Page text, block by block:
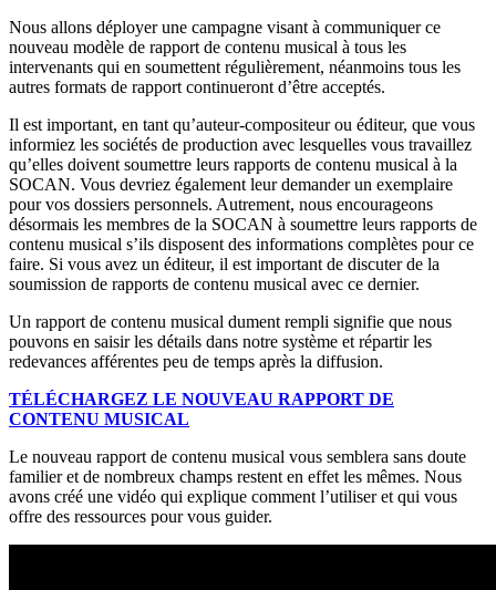
Nous allons déployer une campagne visant à communiquer ce
nouveau modèle de rapport de contenu musical à tous les
intervenants qui en soumettent régulièrement, néanmoins tous les
autres formats de rapport continueront d’être acceptés.
Il est important, en tant qu’auteur-compositeur ou éditeur, que vous
informiez les sociétés de production avec lesquelles vous travaillez
qu’elles doivent soumettre leurs rapports de contenu musical à la
SOCAN. Vous devriez également leur demander un exemplaire
pour vos dossiers personnels. Autrement, nous encourageons
désormais les membres de la SOCAN à soumettre leurs rapports de
contenu musical s’ils disposent des informations complètes pour ce
faire. Si vous avez un éditeur, il est important de discuter de la
soumission de rapports de contenu musical avec ce dernier.
Un rapport de contenu musical dument rempli signifie que nous
pouvons en saisir les détails dans notre système et répartir les
redevances afférentes peu de temps après la diffusion.
TÉLÉCHARGEZ LE NOUVEAU RAPPORT DE
CONTENU MUSICAL
Le nouveau rapport de contenu musical vous semblera sans doute
familier et de nombreux champs restent en effet les mêmes. Nous
avons créé une vidéo qui explique comment l’utiliser et qui vous
offre des ressources pour vous guider.